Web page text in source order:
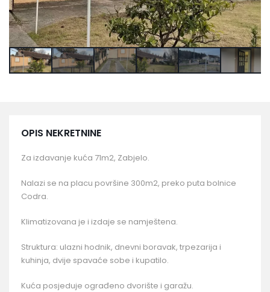
OPIS NEKRETNINE
Za izdavanje kuća 71m2, Zabjelo.
Nalazi se na placu površine 300m2, preko puta bolnice
Codra.
Klimatizovana je i izdaje se namještena.
Struktura: ulazni hodnik, dnevni boravak, trpezarija i
kuhinja, dvije spavaće sobe i kupatilo.
Kuća posjeduje ograđeno dvorište i garažu.